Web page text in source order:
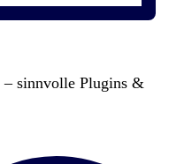
– sinnvolle Plugins &